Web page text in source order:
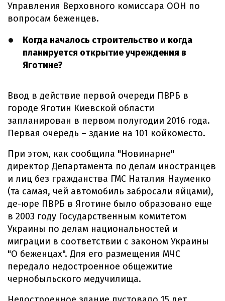
Управления Верховного комиссара ООН по
вопросам беженцев.
Когда началось строительство и когда
планируется открытие учреждения в
Яготине?
Ввод в действие первой очереди ПВРБ в
городе Яготин Киевской области
запланирован в первом полугодии 2016 года.
Первая очередь – здание на 101 койкоместо.
При этом, как сообщила "Новинарне"
директор Департамента по делам иностранцев
и лиц без гражданства ГМС Наталия Науменко
(та самая, чей автомобиль забросали яйцами),
де-юре ПВРБ в Яготине было образовано еще
в 2003 году Государственным комитетом
Украины по делам национальностей и
миграции в соответствии с законом Украины
"О беженцах". Для его размещения МЧС
передало недостроенное общежитие
чернобыльского медучилища.